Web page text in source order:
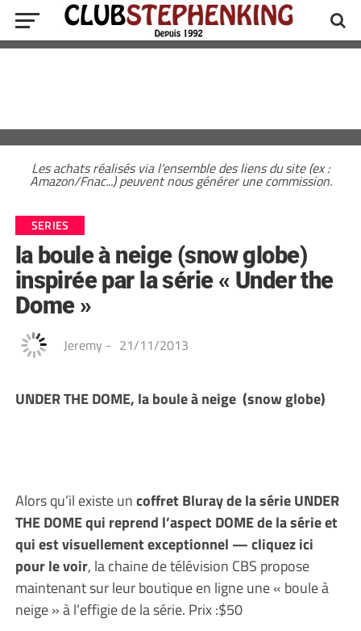
Les achats réalisés via l'ensemble des liens du site (ex :
Amazon/Fnac...) peuvent nous générer une commission.
SERIES
la boule à neige (snow globe)
inspirée par la série « Under the
Dome »
Jeremy - 21/11/2013
UNDER THE DOME, la boule à neige (snow globe)
Alors qu’il existe uncoffret Bluray de la série UNDER
THE DOME qui reprend l’aspect DOME de la série et
qui est visuellement exceptionnel — cliquez ici
pour le voir, la chaine de télévision CBS propose
maintenant sur leur boutique en ligne une « boule à
neige » à l’effigie de la série. Prix :$50